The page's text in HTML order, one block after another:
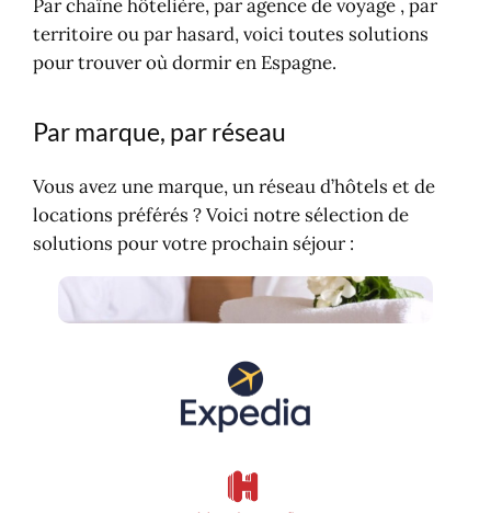
Par chaîne hôtelière, par agence de voyage , par
territoire ou par hasard, voici toutes solutions
pour trouver où dormir en Espagne.
Par marque, par réseau
Vous avez une marque, un réseau d’hôtels et de
locations préférés ? Voici notre sélection de
solutions pour votre prochain séjour :